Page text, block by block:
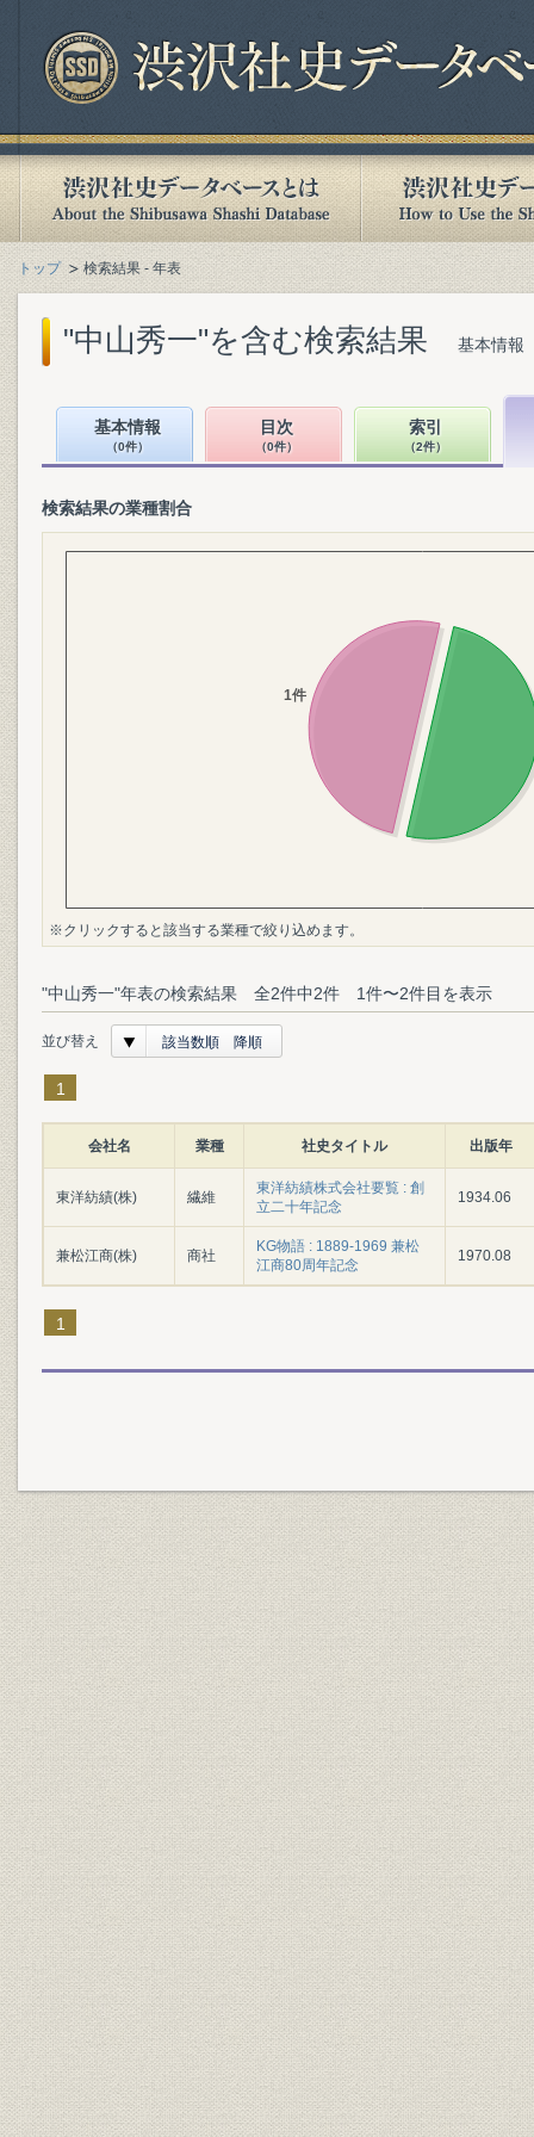
トップ 検索結果 - 年表
"中山秀一"を含む検索結果 基本情報
基本情報
（0件）
目次
（0件）
索引
（2件）
検索結果の業種割合
※クリックすると該当する業種で絞り込めます。
"中山秀一"年表の検索結果 全2件中2件 1件〜2件目を表示
並び替え 該当数順 降順
1
会社名 業種 社史タイトル 出版年
東洋紡績(株) 繊維
東洋紡績株式会社要覧 : 創
立二十年記念
1934.06
兼松江商(株) 商社
KG物語 : 1889-1969 兼松
江商80周年記念
1970.08
1